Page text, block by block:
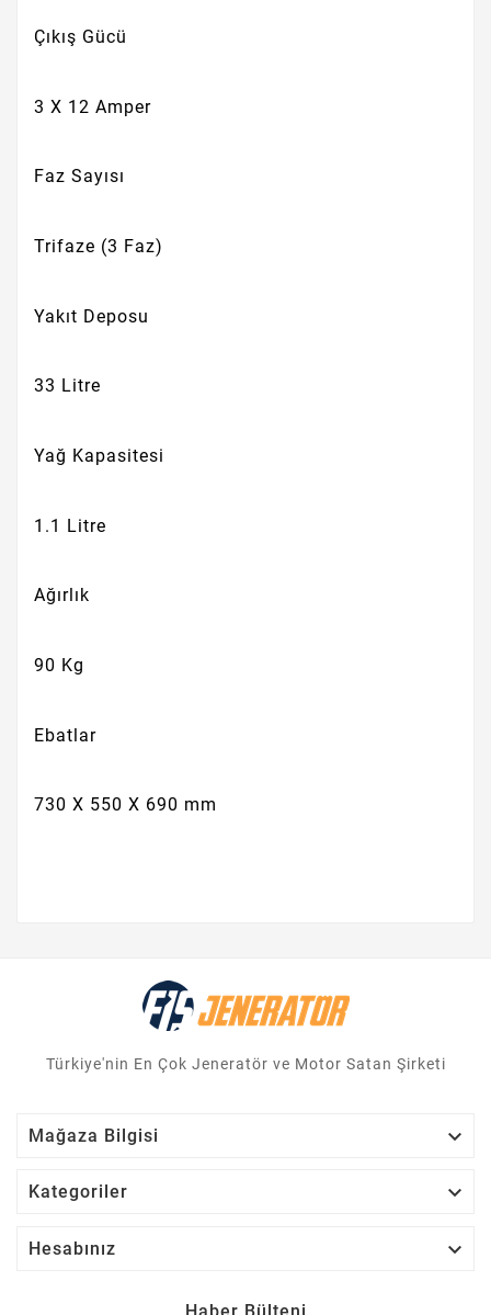
Çıkış Gücü
3 X 12 Amper
Faz Sayısı
Trifaze (3 Faz)
Yakıt Deposu
33 Litre
Yağ Kapasitesi
1.1 Litre
Ağırlık
90 Kg
Ebatlar
730 X 550 X 690 mm
Türkiye'nin En Çok Jeneratör ve Motor Satan Şirketi
Mağaza Bilgisi 
Kategoriler 
Hesabınız 